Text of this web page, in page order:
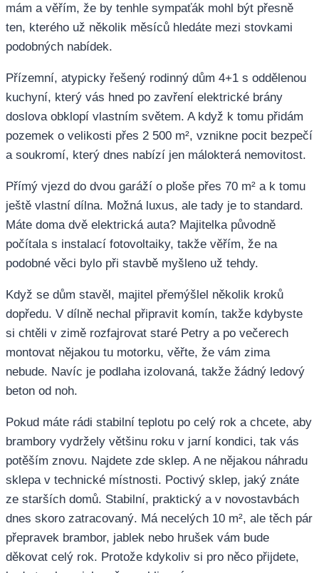
mám a věřím, že by tenhle sympaťák mohl být přesně
ten, kterého už několik měsíců hledáte mezi stovkami
podobných nabídek.
Přízemní, atypicky řešený rodinný dům 4+1 s oddělenou
kuchyní, který vás hned po zavření elektrické brány
doslova obklopí vlastním světem. A když k tomu přidám
pozemek o velikosti přes 2 500 m², vznikne pocit bezpečí
a soukromí, který dnes nabízí jen málokterá nemovitost.
Přímý vjezd do dvou garáží o ploše přes 70 m² a k tomu
ještě vlastní dílna. Možná luxus, ale tady je to standard.
Máte doma dvě elektrická auta? Majitelka původně
počítala s instalací fotovoltaiky, takže věřím, že na
podobné věci bylo při stavbě myšleno už tehdy.
Když se dům stavěl, majitel přemýšlel několik kroků
dopředu. V dílně nechal připravit komín, takže kdybyste
si chtěli v zimě rozfajrovat staré Petry a po večerech
montovat nějakou tu motorku, věřte, že vám zima
nebude. Navíc je podlaha izolovaná, takže žádný ledový
beton od noh.
Pokud máte rádi stabilní teplotu po celý rok a chcete, aby
brambory vydržely většinu roku v jarní kondici, tak vás
potěším znovu. Najdete zde sklep. A ne nějakou náhradu
sklepa v technické místnosti. Poctivý sklep, jaký znáte
ze starších domů. Stabilní, praktický a v novostavbách
dnes skoro zatracovaný. Má necelých 10 m², ale těch pár
přepravek brambor, jablek nebo hrušek vám bude
děkovat celý rok. Protože kdykoliv si pro něco přijdete,